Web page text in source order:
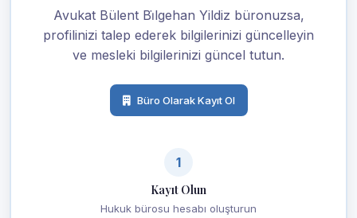
Avukat Bülent Bi̇lgehan Yildiz büronuzsa,
profilinizi talep ederek bilgilerinizi güncelleyin
ve mesleki bilgilerinizi güncel tutun.
Büro Olarak Kayıt Ol
1
Kayıt Olun
Hukuk bürosu hesabı oluşturun